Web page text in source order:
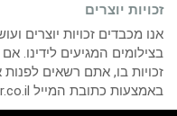
זכויות יוצרים
אנו מכבדים זכויות יוצרים
בצילומים המגיעים לידינו.
זכויות בו, אתם רשאים
באמצעות כתובת המייל taler@taler.co.il